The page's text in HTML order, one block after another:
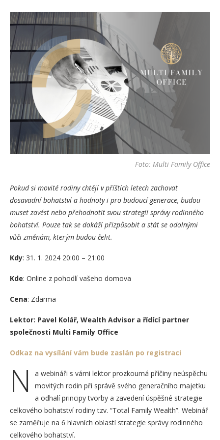
Foto: Multi Family Office
Pokud si movité rodiny chtějí v příštích letech zachovat
dosavadní bohatství a hodnoty i pro budoucí generace, budou
muset zavést nebo přehodnotit svou strategii správy rodinného
bohatství. Pouze tak se dokáží přizpůsobit a stát se odolnými
vůči změnám, kterým budou čelit.
Kdy: 31. 1. 2024 20:00 – 21:00
Kde: Online z pohodlí vašeho domova
Cena: Zdarma
Lektor: Pavel Kolář, Wealth Advisor a řídící partner
společnosti Multi Family Office
Odkaz na vysílání vám bude zaslán po registraci
N
a webináři s vámi lektor prozkoumá příčiny neúspěchu
movitých rodin při správě svého generačního majetku
a odhalí principy tvorby a zavedení úspěšné strategie
celkového bohatství rodiny tzv. “Total Family Wealth”. Webinář
se zaměřuje na 6 hlavních oblastí strategie správy rodinného
celkového bohatství.